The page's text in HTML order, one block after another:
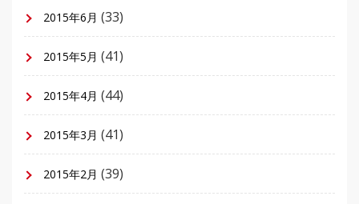
2015年6月 (33)
2015年5月 (41)
2015年4月 (44)
2015年3月 (41)
2015年2月 (39)